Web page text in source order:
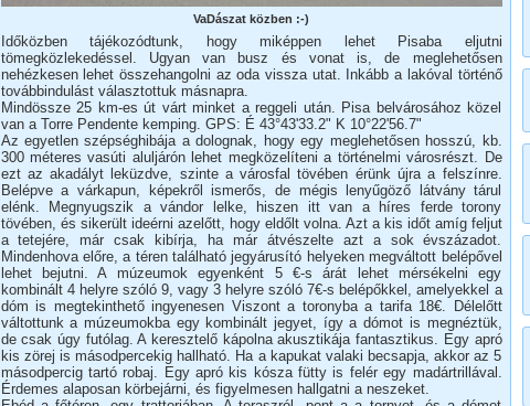
VaDászat közben :-)
Időközben tájékozódtunk, hogy miképpen lehet Pisaba eljutni
tömegközlekedéssel. Ugyan van busz és vonat is, de meglehetősen
nehézkesen lehet összehangolni az oda vissza utat. Inkább a lakóval történő
továbbindulást választottuk másnapra.
Mindössze 25 km-es út várt minket a reggeli után. Pisa belvárosához közel
van a Torre Pendente kemping. GPS: É 43°43'33.2" K 10°22'56.7"
Az egyetlen szépséghibája a dolognak, hogy egy meglehetősen hosszú, kb.
300 méteres vasúti aluljárón lehet megközelíteni a történelmi városrészt. De
ezt az akadályt leküzdve, szinte a városfal tövében érünk újra a felszínre.
Belépve a várkapun, képekről ismerős, de mégis lenyűgöző látvány tárul
elénk. Megnyugszik a vándor lelke, hiszen itt van a híres ferde torony
tövében, és sikerült ideérni azelőtt, hogy eldőlt volna. Azt a kis időt amíg feljut
a tetejére, már csak kibírja, ha már átvészelte azt a sok évszázadot.
Mindenhova előre, a téren található jegyárusító helyeken megváltott belépővel
lehet bejutni. A múzeumok egyenként 5 €-s árát lehet mérsékelni egy
kombinált 4 helyre szóló 9, vagy 3 helyre szóló 7€-s belépőkkel, amelyekkel a
dóm is megtekinthető ingyenesen Viszont a toronyba a tarifa 18€. Délelőtt
váltottunk a múzeumokba egy kombinált jegyet, így a dómot is megnéztük,
de csak úgy futólag. A keresztelő kápolna akusztikája fantasztikus. Egy apró
kis zörej is másodpercekig hallható. Ha a kapukat valaki becsapja, akkor az 5
másodpercig tartó robaj. Egy apró kis kósza fütty is felér egy madártrillával.
Érdemes alaposan körbejárni, és figyelmesen hallgatni a neszeket.